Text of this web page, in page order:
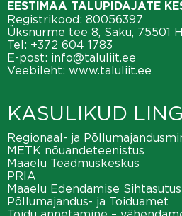
EESTIMAA TALUPIDAJATE
Registrikood: 80056397
Üksnurme tee 8, Saku, 75501
Tel: +372 604 1783
E-post: info@taluliit.ee
Veebileht: www.taluliit.ee
KASULIKUD
Regionaal- ja
METK nõuandeteenistus
Maaelu Teadmuskeskus
PRIA
Maaelu Edendamise Sihtasutus
Põllumajandus- ja Toiduamet